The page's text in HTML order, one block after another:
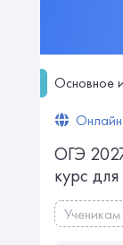
Основное
Онлайн
ОГЭ
курс
Ученикам